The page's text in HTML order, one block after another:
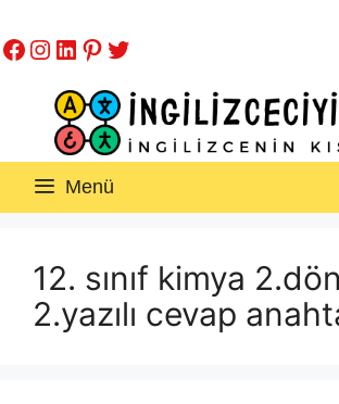
atla
Facebook
Instagram
LinkedIn
Pinterest
Twitter
Menü
12. sınıf kimya
2.yazılı cevap